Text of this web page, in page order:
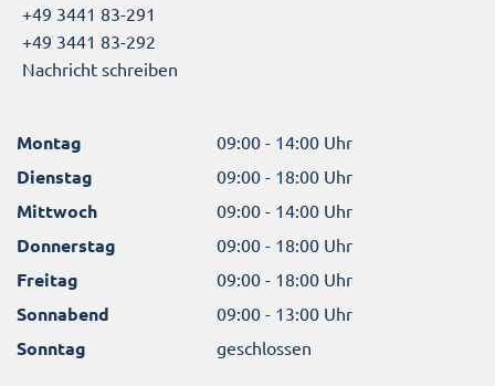
+49 3441 83-291
+49 3441 83-292
Nachricht schreiben
Montag 09:00 - 14:00 Uhr
Dienstag 09:00 - 18:00 Uhr
Mittwoch 09:00 - 14:00 Uhr
Donnerstag 09:00 - 18:00 Uhr
Freitag 09:00 - 18:00 Uhr
Sonnabend 09:00 - 13:00 Uhr
Sonntag geschlossen